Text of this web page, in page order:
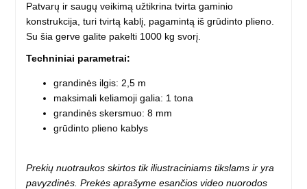
Patvarų ir saugų veikimą užtikrina tvirta gaminio
konstrukcija, turi tvirtą kablį, pagamintą iš grūdinto plieno.
Su šia gerve galite pakelti 1000 kg svorį.
Techniniai parametrai:
grandinės ilgis: 2,5 m
maksimali keliamoji galia: 1 tona
grandinės skersmuo: 8 mm
grūdinto plieno kablys
Prekių nuotraukos skirtos tik iliustraciniams tikslams ir yra
pavyzdinės. Prekės aprašyme esančios video nuorodos